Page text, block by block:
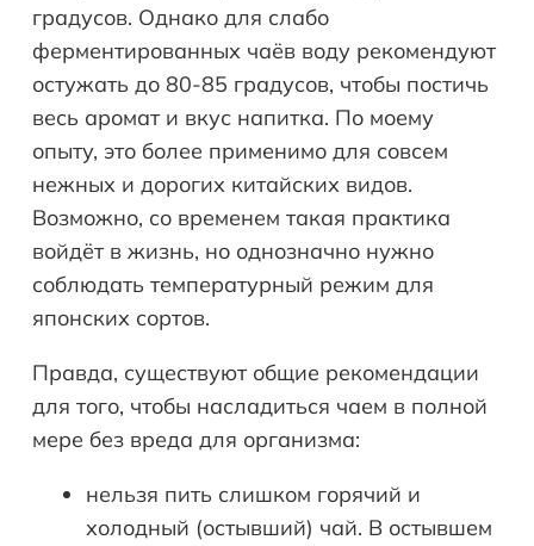
градусов. Однако для слабо
ферментированных чаёв воду рекомендуют
остужать до 80-85 градусов, чтобы постичь
весь аромат и вкус напитка. По моему
опыту, это более применимо для совсем
нежных и дорогих китайских видов.
Возможно, со временем такая практика
войдёт в жизнь, но однозначно нужно
соблюдать температурный режим для
японских сортов.
Правда, существуют общие рекомендации
для того, чтобы насладиться чаем в полной
мере без вреда для организма:
нельзя пить слишком горячий и
холодный (остывший) чай. В остывшем